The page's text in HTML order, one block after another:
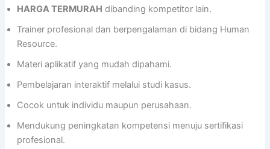
HARGA TERMURAH dibanding kompetitor lain.
Trainer profesional dan berpengalaman di bidang Human
Resource.
Materi aplikatif yang mudah dipahami.
Pembelajaran interaktif melalui studi kasus.
Cocok untuk individu maupun perusahaan.
Mendukung peningkatan kompetensi menuju sertifikasi
profesional.